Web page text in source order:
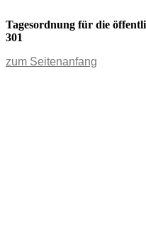
Tagesordnung für die
301
zum Seitenanfang